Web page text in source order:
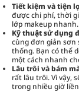
Tiết kiệm và tiện
được chi phí, thời
lớp makeup nhanh.
Kỹ thuật sử dụng
cùng đơn giản sơn
thống. Bạn có thể
một cách nhanh
Lâu trôi và bám
rất lâu trôi. Vì vậy,
trong nhiều giờ